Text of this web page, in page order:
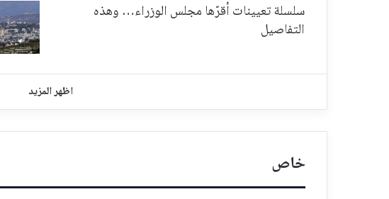
سلسلة تعيينات أقرّها مجلس الوزراء… وهذه
التفاصيل
اظهر المزيد
خاص